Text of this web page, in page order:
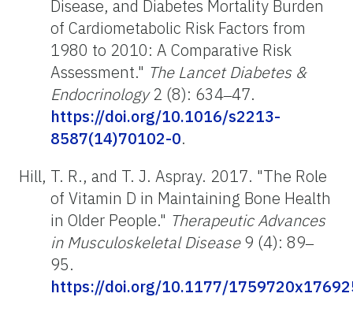
Disease, and Diabetes Mortality Burden
of Cardiometabolic Risk Factors from
1980 to 2010: A Comparative Risk
Assessment." The Lancet Diabetes &
Endocrinology2 (8): 634‒47.
https://doi.org/10.1016/s2213-
8587(14)70102-0.
Hill, T. R., and T. J. Aspray. 2017. "The Role
of Vitamin D in Maintaining Bone Health
in Older People." Therapeutic Advances
in Musculoskeletal Disease9 (4): 89‒
95.
https://doi.org/10.1177/